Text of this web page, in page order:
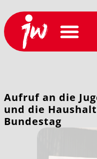
Aufruf an die
und die
Bundestag